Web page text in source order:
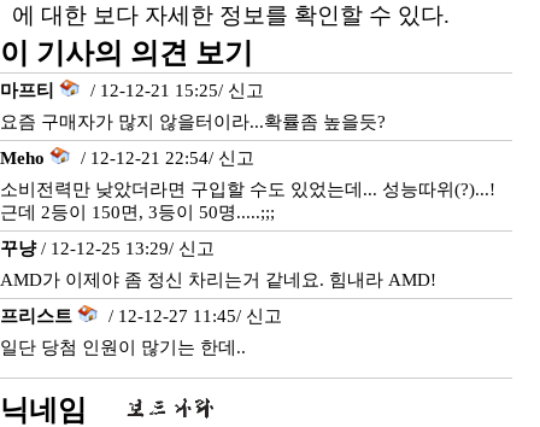
에 대한 보다 자세한 정보를 확인할 수 있다.
이 기사의 의견 보기
마프티 / 12-12-21 15:25/ 신고
요즘 구매자가 많지 않을터이라...확률좀 높을듯?
Meho
/ 12-12-21 22:54/ 신고
소비전력만 낮았더라면 구입할 수도 있었는데... 성능따위(?)...!
근데 2등이 150면, 3등이 50명.....;;;
꾸냥/ 12-12-25 13:29/ 신고
AMD가 이제야 좀 정신 차리는거 같네요. 힘내라 AMD!
프리스트
/ 12-12-27 11:45/ 신고
일단 당첨 인원이 많기는 한데..
닉네임